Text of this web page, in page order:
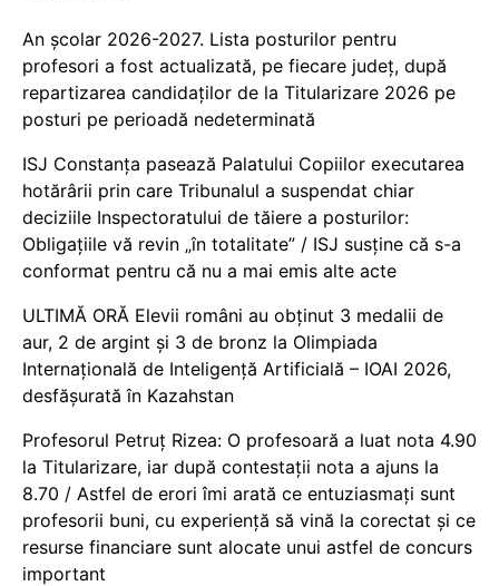
An școlar 2026-2027. Lista posturilor pentru
profesori a fost actualizată, pe fiecare județ, după
repartizarea candidaților de la Titularizare 2026 pe
posturi pe perioadă nedeterminată
ISJ Constanța pasează Palatului Copiilor executarea
hotărârii prin care Tribunalul a suspendat chiar
deciziile Inspectoratului de tăiere a posturilor:
Obligațiile vă revin „în totalitate” / ISJ susține că s-a
conformat pentru că nu a mai emis alte acte
ULTIMĂ ORĂ Elevii români au obținut 3 medalii de
aur, 2 de argint și 3 de bronz la Olimpiada
Internațională de Inteligență Artificială – IOAI 2026,
desfășurată în Kazahstan
Profesorul Petruț Rizea: O profesoară a luat nota 4.90
la Titularizare, iar după contestații nota a ajuns la
8.70 / Astfel de erori îmi arată ce entuziasmați sunt
profesorii buni, cu experiență să vină la corectat și ce
resurse financiare sunt alocate unui astfel de concurs
important